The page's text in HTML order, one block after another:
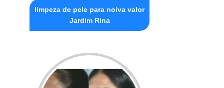
limpeza de pele para noiva valor
Jardim Rina